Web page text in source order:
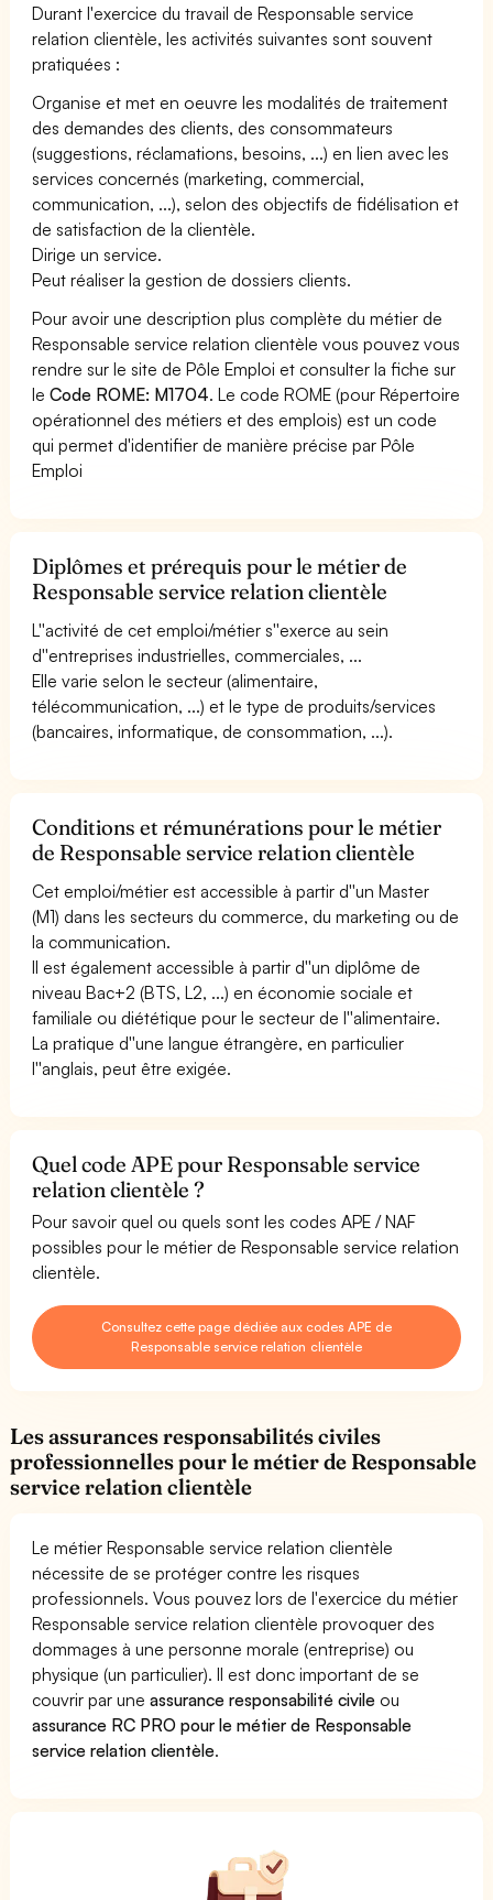
Durant l'exercice du travail de Responsable service
relation clientèle, les activités suivantes sont souvent
pratiquées :
Organise et met en oeuvre les modalités de traitement
des demandes des clients, des consommateurs
(suggestions, réclamations, besoins, ...) en lien avec les
services concernés (marketing, commercial,
communication, ...), selon des objectifs de fidélisation et
de satisfaction de la clientèle.
Dirige un service.
Peut réaliser la gestion de dossiers clients.
Pour avoir une description plus complète du métier de
Responsable service relation clientèle vous pouvez vous
rendre sur le site de Pôle Emploi et consulter la fiche sur
leCode ROME: M1704. Le code ROME (pour Répertoire
opérationnel des métiers et des emplois) est un code
qui permet d'identifier de manière précise par Pôle
Emploi
Diplômes et prérequis pour le métier de
Responsable service relation clientèle
L''activité de cet emploi/métier s''exerce au sein
d''entreprises industrielles, commerciales, ...
Elle varie selon le secteur (alimentaire,
télécommunication, ...) et le type de produits/services
(bancaires, informatique, de consommation, ...).
Conditions et rémunérations pour le métier
de Responsable service relation clientèle
Cet emploi/métier est accessible à partir d''un Master
(M1) dans les secteurs du commerce, du marketing ou de
la communication.
Il est également accessible à partir d''un diplôme de
niveau Bac+2 (BTS, L2, ...) en économie sociale et
familiale ou diététique pour le secteur de l''alimentaire.
La pratique d''une langue étrangère, en particulier
l''anglais, peut être exigée.
Quel code APE pour Responsable service
relation clientèle ?
Pour savoir quel ou quels sont les codes APE / NAF
possibles pour le métier de Responsable service relation
clientèle.
Consultez cette page dédiée aux codes APE de
Responsable service relation clientèle
Les assurances responsabilités civiles
professionnelles pour le métier de Responsable
service relation clientèle
Le métier Responsable service relation clientèle
nécessite de se protéger contre les risques
professionnels. Vous pouvez lors de l'exercice du métier
Responsable service relation clientèle provoquer des
dommages à une personne morale (entreprise) ou
physique (un particulier). Il est donc important de se
couvrir par uneassurance responsabilité civile ou
assurance RC PRO pour le métier de Responsable
service relation clientèle.